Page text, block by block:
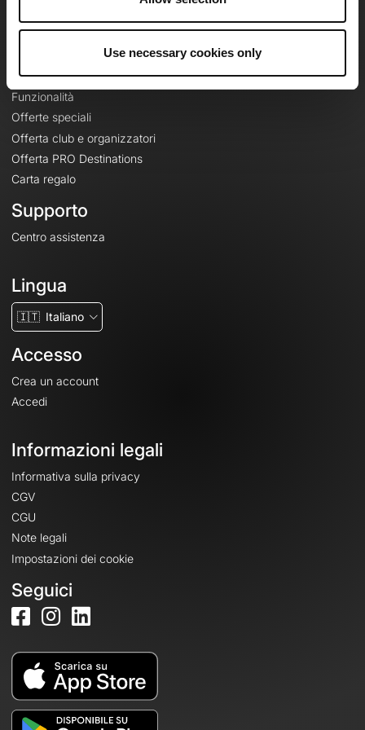
Use necessary cookies only
Le Mag'
Mappe di base topografiche
Funzionalità
Offerte speciali
Offerta club e organizzatori
Offerta PRO Destinations
Carta regalo
Supporto
Centro assistenza
Lingua
🇮🇹 Italiano
Accesso
Crea un account
Accedi
Informazioni legali
Informativa sulla privacy
CGV
CGU
Note legali
Impostazioni dei cookie
Seguici